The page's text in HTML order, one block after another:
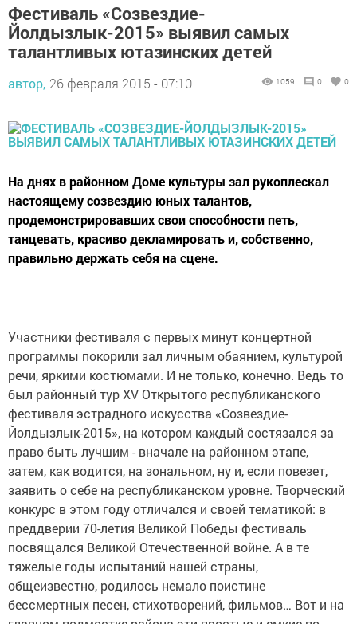
Фестиваль «Созвездие-
Йолдызлык-2015» выявил самых
талантливых ютазинских детей
автор, 26 февраля 2015 - 07:10 1059 0 0
На днях в районном Доме культуры зал рукоплескал
настоящему созвездию юных талантов,
продемонстрировавших свои способности петь,
танцевать, красиво декламировать и, собственно,
правильно держать себя на сцене.
Участники фестиваля с первых минут концертной
программы покорили зал личным обаянием, культурой
речи, яркими костюмами. И не только, конечно. Ведь то
был районный тур XV Открытого республиканского
фестиваля эстрадного искусства «Созвездие-
Йолдызлык-2015», на котором каждый состязался за
право быть лучшим - вначале на районном этапе,
затем, как водится, на зональном, ну и, если повезет,
заявить о себе на республиканском уровне. Творческий
конкурс в этом году отличался и своей тематикой: в
преддверии 70-летия Великой Победы фестиваль
посвящался Великой Отечественной войне. А в те
тяжелые годы испытаний нашей страны,
общеизвестно, родилось немало поистине
бессмертных песен, стихотворений, фильмов… Вот и на